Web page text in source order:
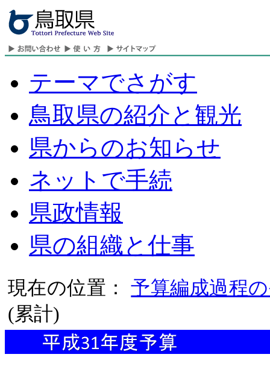
テーマでさがす
鳥取県の紹介と観光
県からのお知らせ
ネットで手続
県政情報
県の組織と仕事
現在の位置：予算編成過程
(累計)